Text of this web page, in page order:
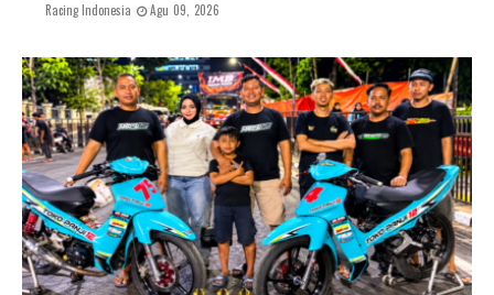
Racing Indonesia Agu 09, 2026